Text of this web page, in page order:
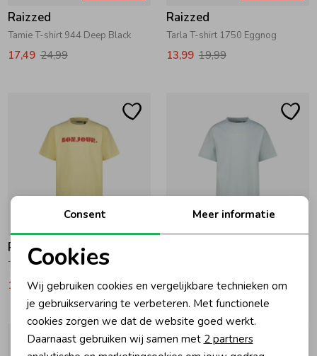
Raizzed
Tamie T-shirt 944 Deep Black
17,49 24,99
Raizzed
Tarla T-shirt 1750 Eggnog
13,99 19,99
Raizzed
Tarla T-shirt 376 Anise flower
13,99 19,99 13,99 19,99
Noodzakelijke cookies
Personalisatie cookies
Analytische cookies
Consent Meer informatie
Cookies
Wij gebruiken cookies en vergelijkbare technieken om
je gebruikservaring te verbeteren. Met functionele
cookies zorgen we dat de website goed werkt.
Daarnaast gebruiken wij samen met 2 partners